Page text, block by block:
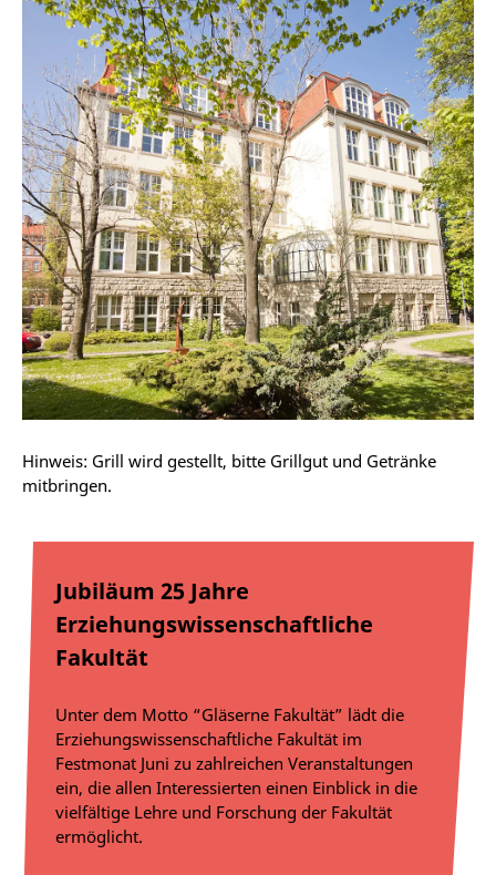
Hinweis: Grill wird gestellt, bitte Grillgut und Getränke
mitbringen.
Jubiläum 25 Jahre
Erziehungswissenschaftliche
Fakultät
Unter dem Motto “Gläserne Fakultät” lädt die
Erziehungswissenschaftliche Fakultät im
Festmonat Juni zu zahlreichen Veranstaltungen
ein, die allen Interessierten einen Einblick in die
vielfältige Lehre und Forschung der Fakultät
ermöglicht.